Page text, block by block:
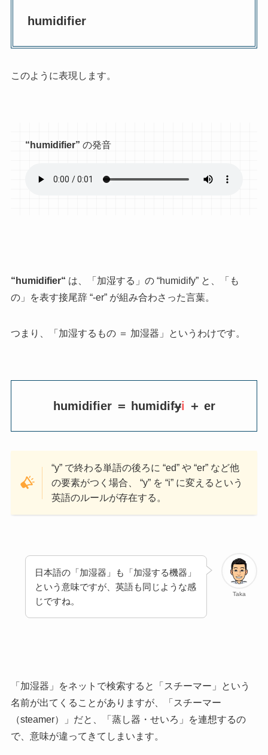
humidifier
このように表現します。
“ humidifier” の発音
“ humidifier“ は、「加湿する」の “humidify” と、「も
の」を表す接尾辞 “-er” が組み合わさった言葉。
つまり、「加湿するもの ＝ 加湿器」というわけです。
humidifier ＝ humidifyi ＋ er
“y” で終わる単語の後ろに “ed” や “er” など他
の要素がつく場合、 “y” を “i” に変えるという
英語のルールが存在する。
Taka
日本語の「加湿器」も「加湿する機器」
という意味ですが、英語も同じような感
じですね。
「加湿器」をネットで検索すると「スチーマー」という
名前が出てくることがありますが、「スチーマー
（steamer）」だと、「蒸し器・せいろ」を連想するの
で、意味が違ってきてしまいます。